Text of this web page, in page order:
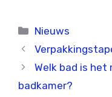
Categorieën
Nieuws
Welk bad is
badkamer?